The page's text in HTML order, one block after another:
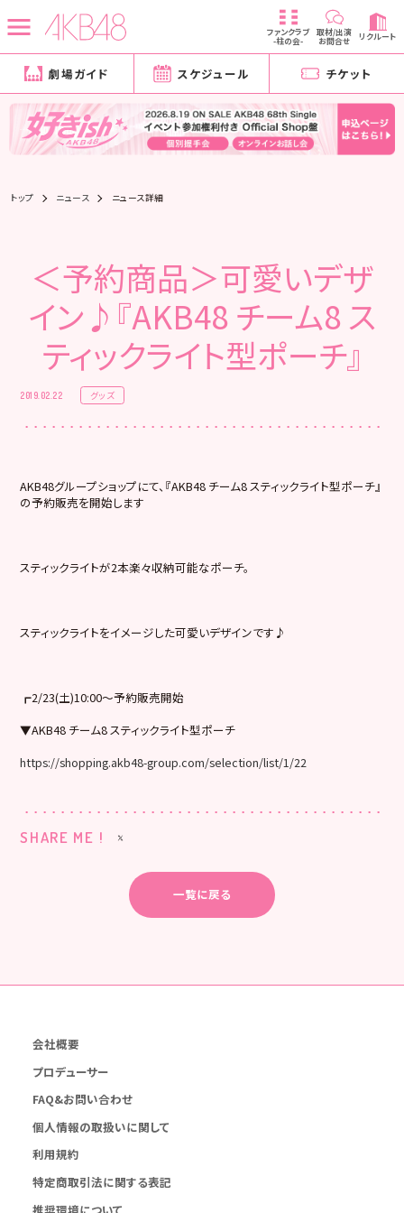
ファンクラブ
-柱の会-
取材/出演
お問合せ リクルート
劇場ガイド スケジュール チケット
トップ ニュース ニュース詳細
＜予約商品＞可愛いデザ
イン♪『AKB48 チーム8 ス
ティックライト型ポーチ』
2019.02.22 グッズ
AKB48グループショップにて、『AKB48 チーム8 スティックライト型ポーチ』
の予約販売を開始します
スティックライトが2本楽々収納可能なポーチ。
スティックライトをイメージした可愛いデザインです♪
┏2/23(土)10:00～予約販売開始
▼AKB48 チーム8 スティックライト型ポーチ
https://shopping.akb48-group.com/selection/list/1/22
SHARE ME !
一覧に戻る
会社概要
プロデューサー
FAQ&お問い合わせ
個人情報の取扱いに関して
利用規約
特定商取引法に関する表記
推奨環境について